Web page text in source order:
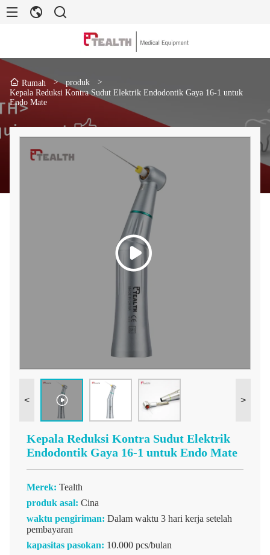
Rumah > produk
>
Kepala Reduksi Kontra Sudut Elektrik Endodontik Gaya 16-1 untuk
Endo Mate
< >
Kepala Reduksi Kontra Sudut Elektrik
Endodontik Gaya 16-1 untuk Endo Mate
Merek: Tealth
produk asal: Cina
waktu pengiriman: Dalam waktu 3 hari kerja setelah
pembayaran
kapasitas pasokan: 10.000 pcs/bulan